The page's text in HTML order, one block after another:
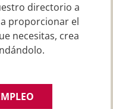
directorio a
proporcionar el
necesitas, crea